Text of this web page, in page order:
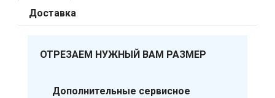
Доставка
ОТРЕЗАЕМ НУЖНЫЙ ВАМ РАЗМЕР
Дополнительные сервисное